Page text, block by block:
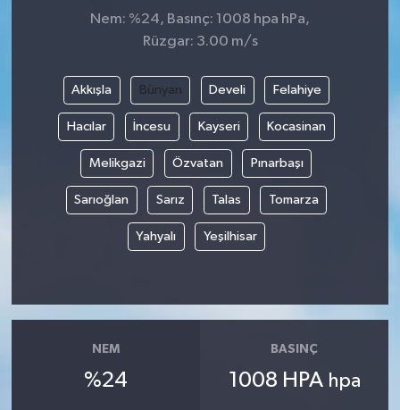
Nem: %24, Basınç: 1008 hpa hPa,
Rüzgar: 3.00 m/s
Akkışla Bünyan Develi Felahiye
Hacılar İncesu Kayseri Kocasinan
Melikgazi Özvatan Pınarbaşı
Sarıoğlan Sarız Talas Tomarza
Yahyalı Yeşilhisar
NEM
%24
BASINÇ
1008 HPA hpa